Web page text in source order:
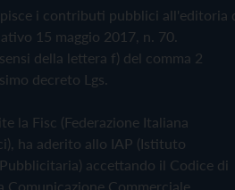
i contributi pubblici all'editoria
15 maggio 2017, n. 70.
della lettera f) del comma 2
decreto Lgs.
la Fisc (Federazione Italiana
ha aderito allo IAP (Istituto
accettando il Codice di
Comunicazione Commerciale